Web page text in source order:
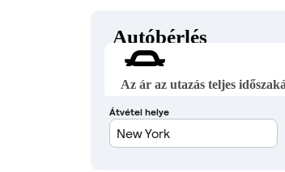
Autóbérlés
Az ár az utazás teljes